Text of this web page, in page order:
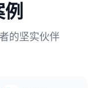
例
的坚实伙伴